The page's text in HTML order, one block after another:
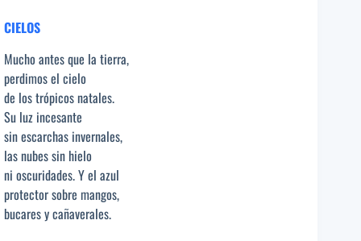
CIELOS
Mucho antes que la tierra,
perdimos el cielo
de los trópicos natales.
Su luz incesante
sin escarchas invernales,
las nubes sin hielo
ni oscuridades. Y el azul
protector sobre mangos,
bucares y cañaverales.